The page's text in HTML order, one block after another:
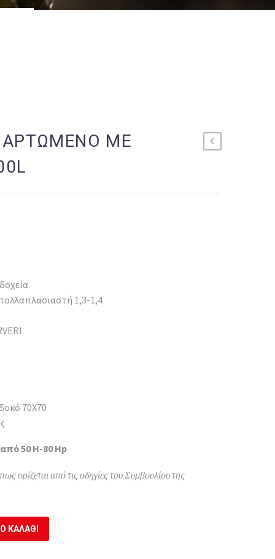
ΜΕ
1,3-1,4
70Χ70
50 Η-80 Ηp
ορίζεται από τις οδηγίες του Συμβουλίου της
ΚΑΛΆΘΙ